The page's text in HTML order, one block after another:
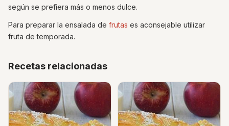
según se prefiera más o menos dulce.
Para preparar la ensalada de frutas es aconsejable utilizar
fruta de temporada.
Recetas relacionadas